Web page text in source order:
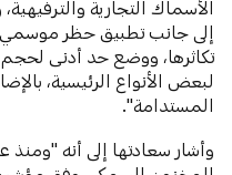
الأسماك التجارية
إلى جانب تطبيق حظر
تكاثرها، ووضع حد أدنى
لبعض الأنواع الرئيسية،
المستدامة".